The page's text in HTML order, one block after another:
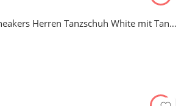
Portdance Casual Sneakers Herren Tanzschuh White mit Tanzsohle